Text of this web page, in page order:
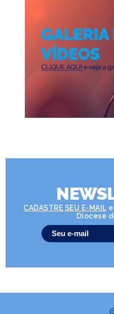
CADASTRE SEU E-MAIL
Diocese